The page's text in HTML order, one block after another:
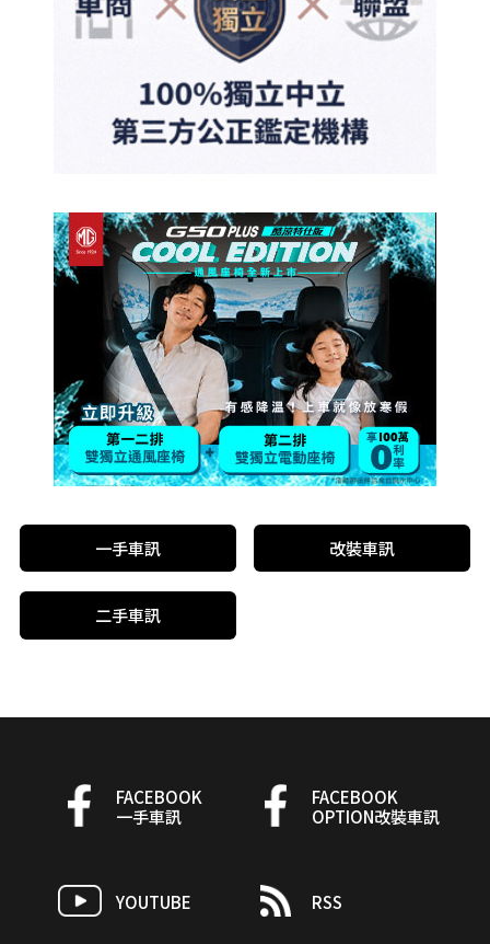
一手車訊 改裝車訊
二手車訊
FACEBOOK
一手車訊
FACEBOOK
OPTION改裝車訊
YOUTUBE RSS